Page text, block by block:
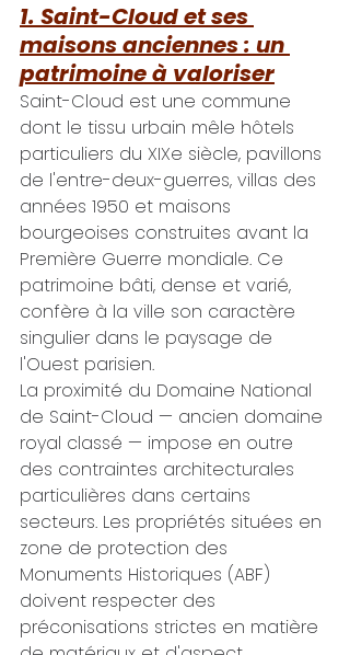
1. Saint-Cloud et ses
maisons anciennes : un
patrimoine à valoriser
Saint-Cloud est une commune
dont le tissu urbain mêle hôtels
particuliers du XIXe siècle, pavillons
de l'entre-deux-guerres, villas des
années 1950 et maisons
bourgeoises construites avant la
Première Guerre mondiale. Ce
patrimoine bâti, dense et varié,
confère à la ville son caractère
singulier dans le paysage de
l'Ouest parisien.
La proximité du Domaine National
de Saint-Cloud — ancien domaine
royal classé — impose en outre
des contraintes architecturales
particulières dans certains
secteurs. Les propriétés situées en
zone de protection des
Monuments Historiques (ABF)
doivent respecter des
préconisations strictes en matière